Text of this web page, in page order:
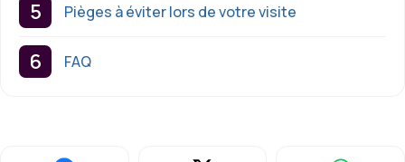
Pièges à éviter lors de votre visite
FAQ